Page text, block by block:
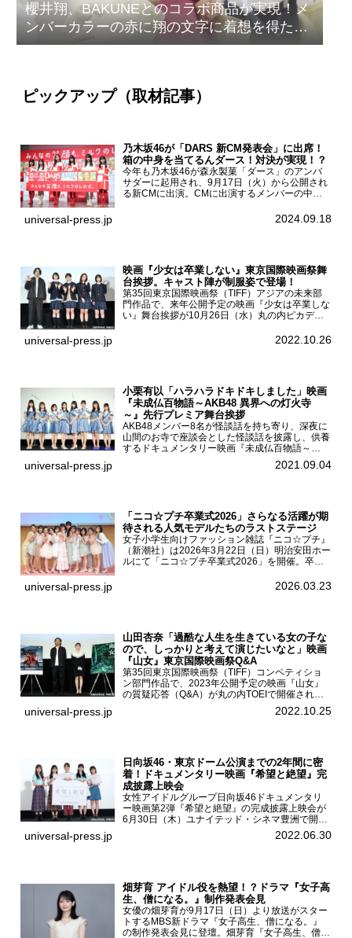
櫻井翔、BAKUNEとのコラボ商品が実現！メ
ンバーカラーの赤に翔の文字に着想を得たデ
ザイン
ピックアップ（取材記事）
乃木坂46が「DARS 新CM発表会」に出席！
箱の中身を当てるんダース！対決が実現！？
今年も乃木坂46が森永製菓「ダース」のアンバ
サダーに起用され、9月17日（火）から公開され
る新CMに出演。CMに出演するメンバーの中か
一ノ瀬美空、菅原咲月が都内にて開催された
universal-press.jp 2024.09.18
映画『少女は卒業しない』東京国際映画祭舞
台挨拶。キャスト陣が制服姿で登場！
第35回東京国際映画祭（TIFF）アジアの未来部
門作品で、来年公開予定の映画『少女は卒業しな
い』舞台挨拶が10月26日（水）丸の内ピカデリ
宮山莉渚、中井友望、監督の中川駿が登壇。映画
universal-press.jp 2022.10.26
小栗有以「ハラハラドキドキしました」映画
『未成仏百物語～AKB48 異界への灯火寺
～』先行プレミア舞台挨拶
AKB48メンバー8名が怪談話を持ち寄り、深夜に
山間のお寺で座談会とした怪談話を披露し、供養
するドキュメンタリー映画『未成仏百物語～
AKB48異界への灯火寺～』の先行プレミア舞台
挨拶が東京・ユナイテッド・シネマ豊洲で開催さ
universal-press.jp 2021.09.04
「ニコ☆プチ卒業式2026」さらなる活躍が期
待される人気モデルたちのラストステージ
女子小学生向けファッション雑誌『ニコ☆プチ』
（新潮社）は2026年3月22日（日）明治安田ホー
ルにて「ニコ☆プチ卒業式2026」を開催。卒業
ん、末永ひなた、高梨琴乃、土井ありさ、藤田蒼
universal-press.jp 2026.03.23
山田杏奈「過酷な人生を生きている女の子な
ので、しっかりと考えて演じたいなと」映画
『山女』東京国際映画祭Q&A
第35回東京国際映画祭（TIFF）コンペティショ
ン部門作品で、2023年公開予定の映画『山女』
の質疑応答（Q&A）が丸の内TOEIで開催され、
主演を務めた女優の山田杏奈、監督の福永壮志が
登壇。本作について語った。映画『山女』第35
universal-press.jp 2022.10.25
日向坂46・東京ドーム公演までの2年間に密
着！ドキュメンタリー映画『希望と絶望』完
成披露上映会
女性アイドルグループ日向坂46ドキュメンタリ
ー映画第2弾『希望と絶望』の完成披露上映会が
6月30日（木）ユナイテッド・シネマ豊洲で開催
され、日向坂46メンバーの加藤史帆、齊藤京
子、佐々木久美、富田鈴花、松田好花の5人が登
universal-press.jp 2022.06.30
畑芽育 アイドル役を熱望！？ドラマ『女子高
生、僧になる。』制作発表会見
女優の畑芽育が9月17日（日）より放送がスター
トするMBS新ドラマ『女子高生、僧になる。』
の制作発表会見に登壇。畑芽育『女子高生、僧に